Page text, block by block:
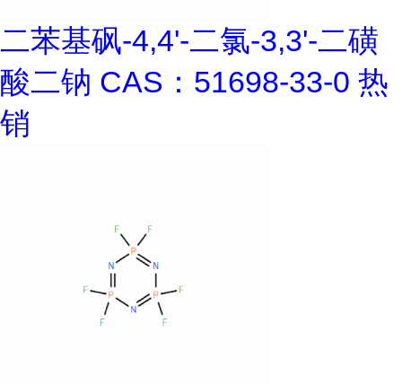
二苯基砜-4,4'-二氯-3,3'-二磺
酸二钠 CAS：51698-33-0 热
销